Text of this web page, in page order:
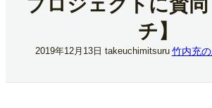
プロジェクトに賛
チ】
2019年12月13日 takeuchimitsuru 竹内充